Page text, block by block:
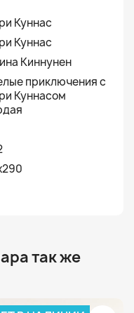
Куннас
Куннас
Киннунен
приключения с
Куннасом
так же